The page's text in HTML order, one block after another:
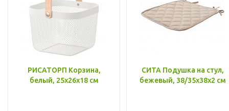
РИСАТОРП Корзина,
белый, 25x26x18 см
СИТА Подушка на стул,
бежевый, 38/35x38x2 см